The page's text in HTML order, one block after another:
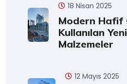
18 Nisan 2025
Modern Hafif
Kullanılan
Malzemeler
12 Mayıs 2025